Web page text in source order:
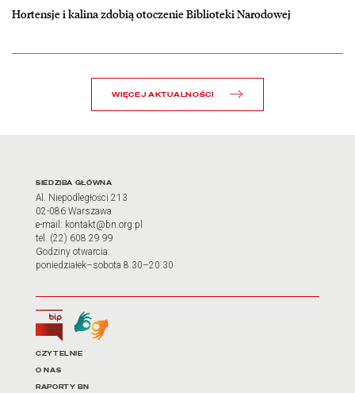
Hortensje i kalina zdobią otoczenie Biblioteki Narodowej
WIĘCEJ AKTUALNOŚCI
Adres oraz godziny
SIEDZIBA GŁÓWNA
Al. Niepodległości 213
02-086 Warszawa
e-mail: kontakt@bn.org.pl
tel. (22) 608 29 99
Godziny otwarcia:
poniedziałek–sobota 8.30–20.30
Biuletyn Informacji Publicznej
Tłumacz języka migowego
Linki do najważniejszych
CZYTELNIE
O NAS
RAPORTY BN